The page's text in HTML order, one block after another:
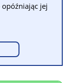
jej